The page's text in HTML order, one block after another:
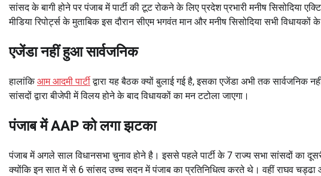
सांसद के बागी होने पर पंजाब में पार्टी की टूट रोकने के लिए प्रदेश प्रभारी मनीष सिसोदिया
मीडिया रिपोर्ट्स के मुताबिक इस दौरान सीएम भगवंत मान और मनीष सिसोदिया सभी
एजेंडा नहीं हुआ सार्वजनिक
हालांकिआम आदमी पार्टीद्वारा यह बैठक क्यों बुलाई गई है, इसका एजेंडा अभी तक सार्वजनिक
सांसदों द्वारा बीजेपी में विलय होने के बाद विधायकों का मन टटोला जाएगा।
पंजाब में AAP को लगा झटका
पंजाब में अगले साल विधानसभा चुनाव होने है। इससे पहले पार्टी के 7 राज्य सभा सांसदों का
क्योंकि इन सात में से 6 सांसद उच्च सदन में पंजाब का प्रतिनिधित्व करते थे। वहीं राघव